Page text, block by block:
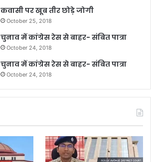
कवासी पर खूब तीर छोड़े जोगी
October 25, 2018
चुनाव में कांग्रेस रेस से बाहर- संबित पात्रा
October 24, 2018
चुनाव में कांग्रेस रेस से बाहर- संबित पात्रा
October 24, 2018